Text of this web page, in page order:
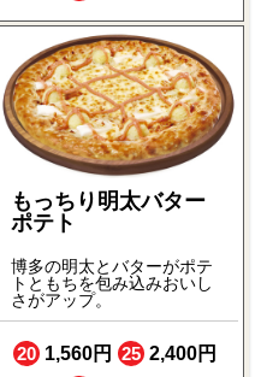
もっちり明太バター
ポテト
博多の明太とバターがポテ
トともちを包み込みおいし
さがアップ。
20 1,560円 25 2,400円